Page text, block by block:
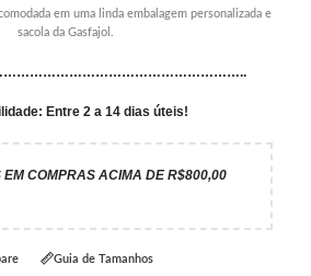
em uma linda embalagem personalizada e
sacola da Gasfajol.
Entre 2 a 14 dias úteis!
EM COMPRAS ACIMA DE R$800,00
Guia de Tamanhos